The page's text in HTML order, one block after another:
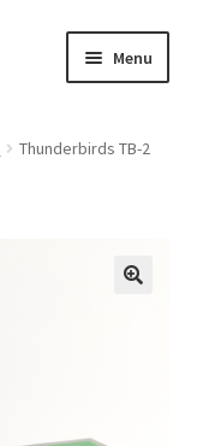
Menu
enfant
Thunderbirds TB-2